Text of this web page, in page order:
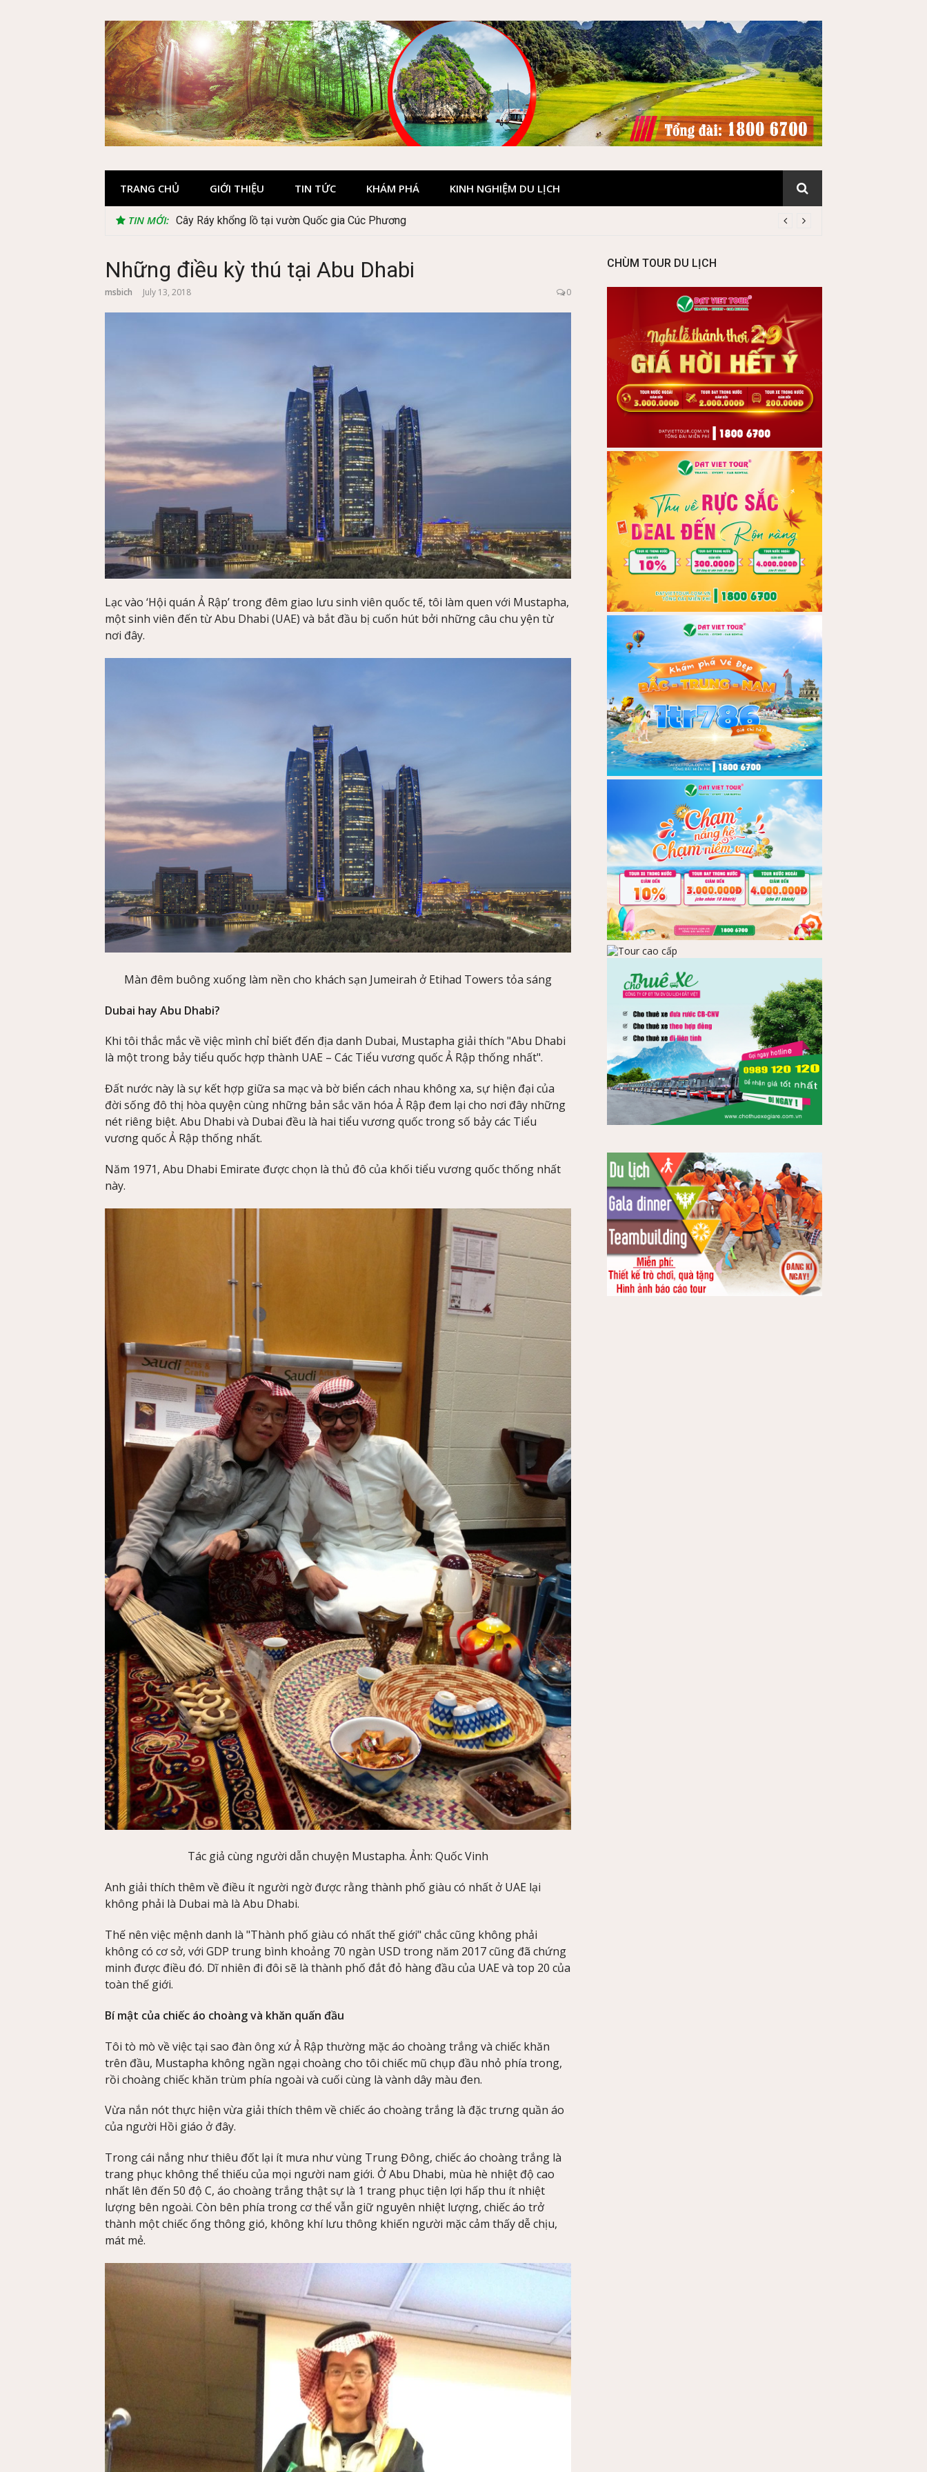
TRANG CHỦ GIỚI THIỆU TIN TỨC KHÁM PHÁ KINH NGHIỆM DU LỊCH
TIN MỚI: Cây Ráy khổng lồ tại vườn Quốc gia Cúc Phương
Những điều kỳ thú tại Abu Dhabi
msbich July 13, 2018 0
Lạc vào ‘Hội quán Ả Rập’ trong đêm giao lưu sinh viên quốc tế, tôi làm quen với Mustapha,
một sinh viên đến từ Abu Dhabi (UAE) và bắt đầu bị cuốn hút bởi những câu chu yện từ
nơi đây.
Màn đêm buông xuống làm nền cho khách sạn Jumeirah ở Etihad Towers tỏa sáng
Dubai hay Abu Dhabi?
Khi tôi thắc mắc về việc mình chỉ biết đến địa danh Dubai, Mustapha giải thích "Abu Dhabi
là một trong bảy tiểu quốc hợp thành UAE – Các Tiểu vương quốc Ả Rập thống nhất".
Đất nước này là sự kết hợp giữa sa mạc và bờ biển cách nhau không xa, sự hiện đại của
đời sống đô thị hòa quyện cùng những bản sắc văn hóa Ả Rập đem lại cho nơi đây những
nét riêng biệt. Abu Dhabi và Dubai đều là hai tiểu vương quốc trong số bảy các Tiểu
vương quốc Ả Rập thống nhất.
Năm 1971, Abu Dhabi Emirate được chọn là thủ đô của khối tiểu vương quốc thống nhất
này.
Tác giả cùng người dẫn chuyện Mustapha. Ảnh: Quốc Vinh
Anh giải thích thêm về điều ít người ngờ được rằng thành phố giàu có nhất ở UAE lại
không phải là Dubai mà là Abu Dhabi.
Thế nên việc mệnh danh là "Thành phố giàu có nhất thế giới" chắc cũng không phải
không có cơ sở, với GDP trung bình khoảng 70 ngàn USD trong năm 2017 cũng đã chứng
minh được điều đó. Dĩ nhiên đi đôi sẽ là thành phố đắt đỏ hàng đầu của UAE và top 20 của
toàn thế giới.
Bí mật của chiếc áo choàng và khăn quấn đầu
Tôi tò mò về việc tại sao đàn ông xứ Ả Rập thường mặc áo choàng trắng và chiếc khăn
trên đầu, Mustapha không ngần ngại choàng cho tôi chiếc mũ chụp đầu nhỏ phía trong,
rồi choàng chiếc khăn trùm phía ngoài và cuối cùng là vành dây màu đen.
Vừa nắn nót thực hiện vừa giải thích thêm về chiếc áo choàng trắng là đặc trưng quần áo
của người Hồi giáo ở đây.
Trong cái nắng như thiêu đốt lại ít mưa như vùng Trung Đông, chiếc áo choàng trắng là
trang phục không thể thiếu của mọi người nam giới. Ở Abu Dhabi, mùa hè nhiệt độ cao
nhất lên đến 50 độ C, áo choàng trắng thật sự là 1 trang phục tiện lợi hấp thu ít nhiệt
lượng bên ngoài. Còn bên phía trong cơ thể vẫn giữ nguyên nhiệt lượng, chiếc áo trở
thành một chiếc ống thông gió, không khí lưu thông khiến người mặc cảm thấy dễ chịu,
mát mẻ.
CHÙM TOUR DU LỊCH